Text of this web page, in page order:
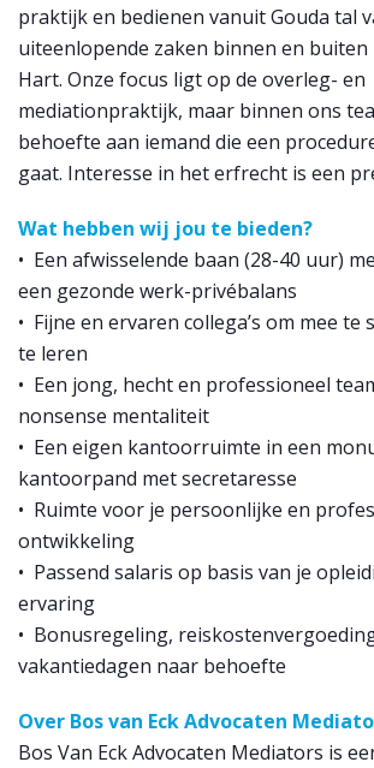
praktijk en bedienen vanuit Gouda tal
uiteenlopende zaken binnen en buiten
Hart. Onze focus ligt op de overleg- en
mediationpraktijk, maar binnen ons
behoefte aan iemand die een
gaat. Interesse in het erfrecht is een
Wat hebben wij jou te bieden?
• Een afwisselende baan (28-40 uur)
een gezonde werk-privébalans
• Fijne en ervaren collega’s om mee te
te leren
• Een jong, hecht en professioneel
nonsense mentaliteit
• Een eigen kantoorruimte in een
kantoorpand met secretaresse
• Ruimte voor je persoonlijke en
ontwikkeling
• Passend salaris op basis van je
ervaring
• Bonusregeling,
vakantiedagen naar behoefte
Over Bos van Eck Advocaten
Bos Van Eck Advocaten Mediators is